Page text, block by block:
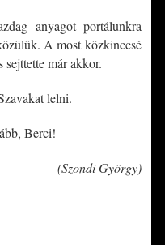
anyagot portálunkra
A most közkinccsé
már akkor.
lelni.
Berci!
(Szondi György)